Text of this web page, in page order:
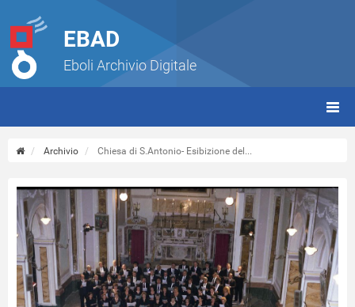
EBAD
Eboli Archivio Digitale
Archivio Chiesa di S.Antonio- Esibizione del...